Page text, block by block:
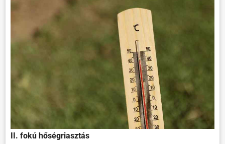
VÁLASZTÁSOK
II. fokú hőségriasztás